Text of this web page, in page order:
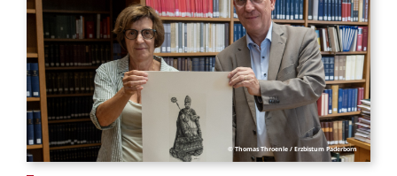
© Thomas Throenle / Erzbistum Paderborn